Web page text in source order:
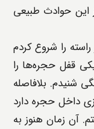
این حوادث طبیعی
را شروع کردم
قفل حجره‌ها را
بلافاصله
داخل حجره دارد
آن زمان هنوز به